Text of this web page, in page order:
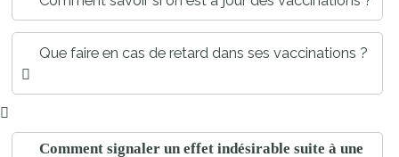
Que faire en cas de retard dans ses vaccinations ?
Comment signaler un effet indésirable suite à une